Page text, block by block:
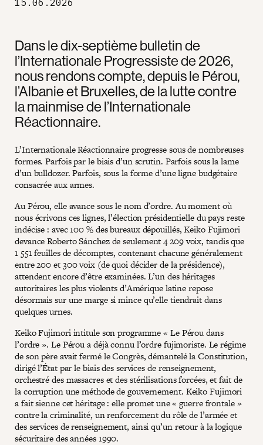
Dans le dix-septième bulletin de
l’Internationale Progressiste de 2026,
nous rendons compte, depuis le Pérou,
l’Albanie et Bruxelles, de la lutte contre
la mainmise de l’Internationale
Réactionnaire.
L’Internationale Réactionnaire progresse sous de nombreuses
formes. Parfois par le biais d’un scrutin. Parfois sous la lame
d’un bulldozer. Parfois, sous la forme d’une ligne budgétaire
consacrée aux armes.
Au Pérou, elle avance sous le nom d’ordre. Au moment où
nous écrivons ces lignes, l’élection présidentielle du pays reste
indécise : avec 100 % des bureaux dépouillés, Keiko Fujimori
devance Roberto Sánchez de seulement 4 209 voix, tandis que
1 551 feuilles de décomptes, contenant chacune généralement
entre 200 et 300 voix (de quoi décider de la présidence),
attendent encore d’être examinées. L’un des héritages
autoritaires les plus violents d’Amérique latine repose
désormais sur une marge si mince qu’elle tiendrait dans
quelques urnes.
Keiko Fujimori intitule son programme « Le Pérou dans
l’ordre ». Le Pérou a déjà connu l’ordre fujimoriste. Le régime
de son père avait fermé le Congrès, démantelé la Constitution,
dirigé l’État par le biais des services de renseignement,
orchestré des massacres et des stérilisations forcées, et fait de
la corruption une méthode de gouvernement. Keiko Fujimori
a fait sienne cet héritage : elle promet une « guerre frontale »
contre la criminalité, un renforcement du rôle de l’armée et
des services de renseignement, ainsi qu’un retour à la logique
sécuritaire des années 1990.
15.06.2026